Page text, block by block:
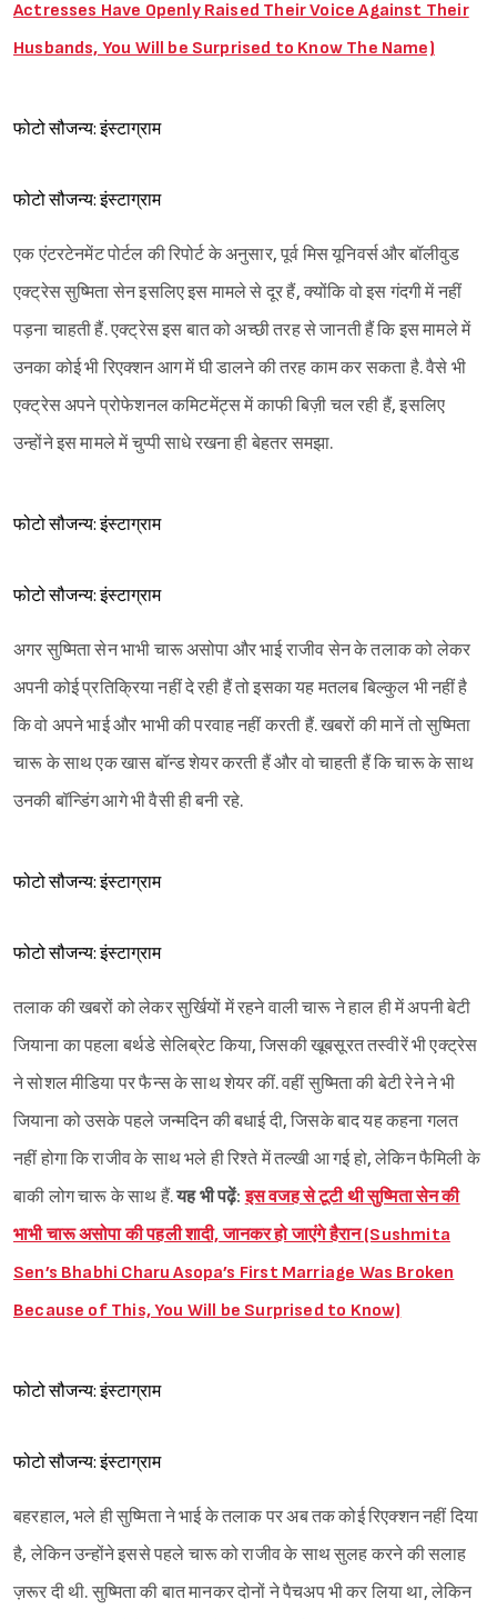
Actresses Have Openly Raised Their Voice Against Their
Husbands, You Will be Surprised to Know The Name)
फोटो सौजन्य: इंस्टाग्राम
फोटो सौजन्य: इंस्टाग्राम
एक एंटरटेनमेंट पोर्टल की रिपोर्ट के अनुसार, पूर्व मिस यूनिवर्स और बॉलीवुड
एक्ट्रेस सुष्मिता सेन इसलिए इस मामले से दूर हैं, क्योंकि वो इस गंदगी में नहीं
पड़ना चाहती हैं. एक्ट्रेस इस बात को अच्छी तरह से जानती हैं कि इस मामले में
उनका कोई भी रिएक्शन आग में घी डालने की तरह काम कर सकता है. वैसे भी
एक्ट्रेस अपने प्रोफेशनल कमिटमेंट्स में काफी बिज़ी चल रही हैं, इसलिए
उन्होंने इस मामले में चुप्पी साधे रखना ही बेहतर समझा.
फोटो सौजन्य: इंस्टाग्राम
फोटो सौजन्य: इंस्टाग्राम
अगर सुष्मिता सेन भाभी चारू असोपा और भाई राजीव सेन के तलाक को लेकर
अपनी कोई प्रतिक्रिया नहीं दे रही हैं तो इसका यह मतलब बिल्कुल भी नहीं है
कि वो अपने भाई और भाभी की परवाह नहीं करती हैं. खबरों की मानें तो सुष्मिता
चारू के साथ एक खास बॉन्ड शेयर करती हैं और वो चाहती हैं कि चारू के साथ
उनकी बॉन्डिंग आगे भी वैसी ही बनी रहे.
फोटो सौजन्य: इंस्टाग्राम
फोटो सौजन्य: इंस्टाग्राम
तलाक की खबरों को लेकर सुर्खियों में रहने वाली चारू ने हाल ही में अपनी बेटी
जियाना का पहला बर्थडे सेलिब्रेट किया, जिसकी खूबसूरत तस्वीरें भी एक्ट्रेस
ने सोशल मीडिया पर फैन्स के साथ शेयर कीं. वहीं सुष्मिता की बेटी रेने ने भी
जियाना को उसके पहले जन्मदिन की बधाई दी, जिसके बाद यह कहना गलत
नहीं होगा कि राजीव के साथ भले ही रिश्ते में तल्खी आ गई हो, लेकिन फैमिली के
बाकी लोग चारू के साथ हैं.यह भी पढ़ें:इस वजह से टूटी थी सुष्मिता सेन की
भाभी चारू असोपा की पहली शादी, जानकर हो जाएंगे हैरान (Sushmita
Sen’s Bhabhi Charu Asopa’s First Marriage Was Broken
Because of This, You Will be Surprised to Know)
फोटो सौजन्य: इंस्टाग्राम
फोटो सौजन्य: इंस्टाग्राम
बहरहाल, भले ही सुष्मिता ने भाई के तलाक पर अब तक कोई रिएक्शन नहीं दिया
है, लेकिन उन्होंने इससे पहले चारू को राजीव के साथ सुलह करने की सलाह
ज़रूर दी थी. सुष्मिता की बात मानकर दोनों ने पैचअप भी कर लिया था, लेकिन